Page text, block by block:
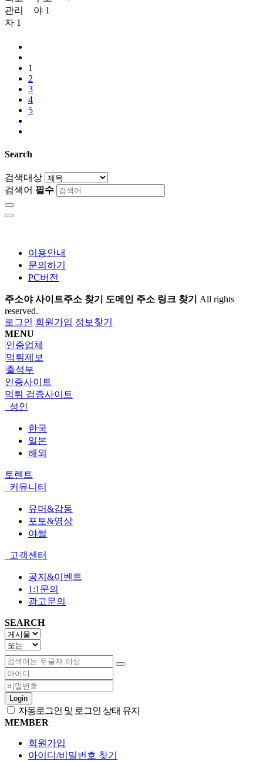
관리
자 1
야 1
1
2
3
4
5
Search
검색대상
검색어 필수
이용안내
문의하기
PC버전
주소야 사이트주소 찾기 도메인 주소 링크 찾기 All rights
reserved.
로그인 회원가입 정보찾기
MENU
인증업체
먹튀제보
출석부
인증사이트
먹튀 검증사이트
성인
한국
일본
해외
토렌트
커뮤니티
유머&감동
포토&영상
야썰
고객센터
공지&이벤트
1:1문의
광고문의
SEARCH
Login
자동로그인 및 로그인 상태 유지
MEMBER
회원가입
아이디/비밀번호 찾기